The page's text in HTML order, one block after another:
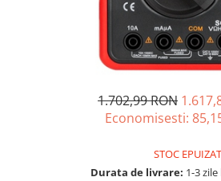
1.702,99 RON
Economisesti:
STOC EPUIZAT
Durata de livrare: 1-3